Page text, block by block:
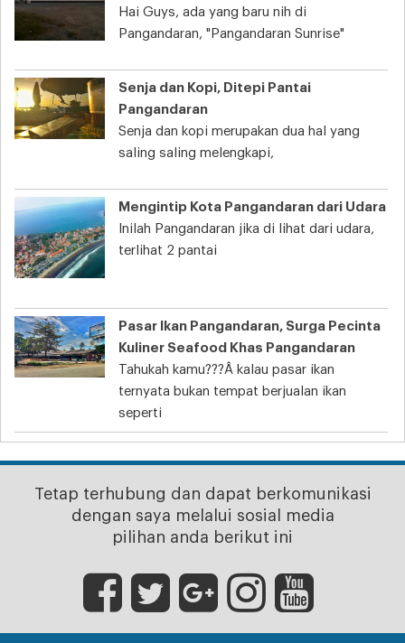
Hai Guys, ada yang baru nih di
Pangandaran, "Pangandaran Sunrise"
Senja dan Kopi, Ditepi Pantai
Pangandaran
Senja dan kopi merupakan dua hal yang
saling saling melengkapi,
Mengintip Kota Pangandaran dari Udara
Inilah Pangandaran jika di lihat dari udara,
terlihat 2 pantai
Pasar Ikan Pangandaran, Surga Pecinta
Kuliner Seafood Khas Pangandaran
Tahukah kamu???Â kalau pasar ikan
ternyata bukan tempat berjualan ikan
seperti
Tetap terhubung dan dapat berkomunikasi
dengan saya melalui sosial media
pilihan anda berikut ini